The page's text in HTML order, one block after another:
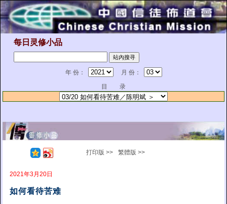
每日灵修小品
年 份：
月 份：
目 录
打印版 >> 繁體版 >>
2021年3月20日
如何看待苦难